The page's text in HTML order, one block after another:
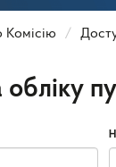
Комісію